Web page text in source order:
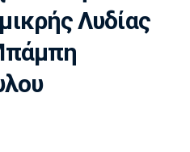
ΑΕΚ ΠΑΟΚ
Λυδίας